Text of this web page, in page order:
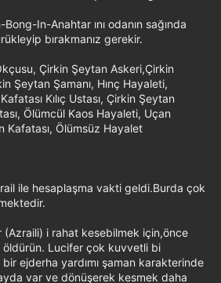
In-Anahtar ını odanın sağında
bırakmanız gerekir.
Çirkin Şeytan Askeri,Çirkin
Şeytan Şamanı, Hınç Hayaleti,
Kılıç Ustası, Çirkin Şeytan
Ölümcül Kaos Hayaleti, Uçan
Kafatası, Ölümsüz Hayalet
ile hesaplaşma vakti geldi.Burda çok
(Azraili) i rahat kesebilmek için,önce
öldürün. Lucifer çok kuvvetli bi
ejderha yardımı şaman karakterinde
var ve dönüşerek kesmek daha